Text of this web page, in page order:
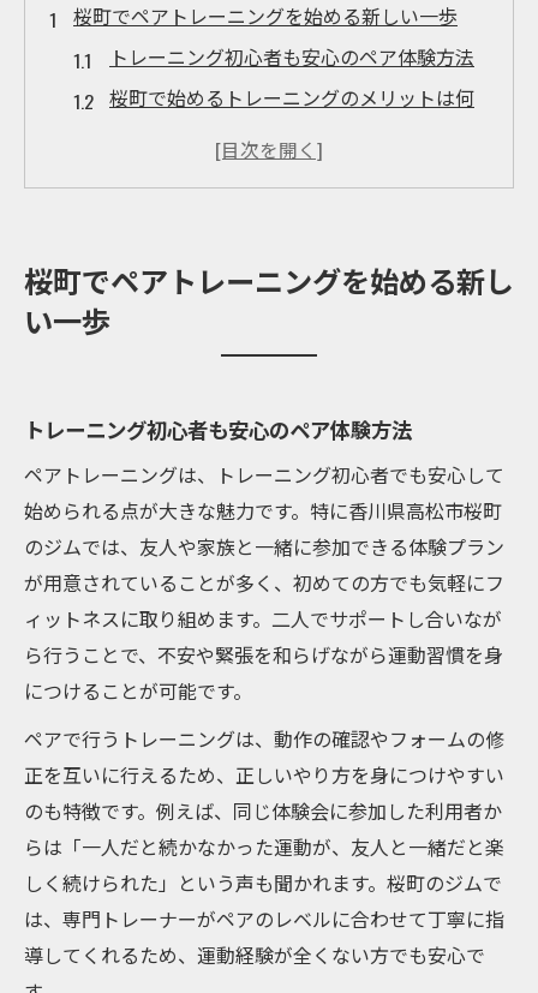
桜町でペアトレーニングを始める新しい一歩
トレーニング初心者も安心のペア体験方法
桜町で始めるトレーニングのメリットは何
トレーニングがもっと楽しくなるペア活用法
モチベーション維持に効くトレーニング活
用術
香川県トレーニングジムのペアプラン活用
法
トレーニングを続けるためのペアサポート
術
高松市のパーソナルジムで実感する楽しさ
二人で続ける香川県の快適トレーニング習慣
トレーニングを二人で続けるための秘訣
香川県トレーニングジムで快適に習慣化
ペアトレーニングが長続きするポイント
高松市のジムで実践する快適ペア習慣
パーソナルジム高松の活用術を紹介
高松市桜町ならではのペアトレの魅力とは
高松市のジムで感じるペアトレーニングの
桜町でペアトレーニングを始める新し
い一歩
トレーニング初心者も安心のペア体験方法
ペアトレーニングは、トレーニング初心者でも安心して
始められる点が大きな魅力です。特に香川県高松市桜町
のジムでは、友人や家族と一緒に参加できる体験プラン
が用意されていることが多く、初めての方でも気軽にフ
ィットネスに取り組めます。二人でサポートし合いなが
ら行うことで、不安や緊張を和らげながら運動習慣を身
につけることが可能です。
ペアで行うトレーニングは、動作の確認やフォームの修
正を互いに行えるため、正しいやり方を身につけやすい
のも特徴です。例えば、同じ体験会に参加した利用者か
らは「一人だと続かなかった運動が、友人と一緒だと楽
しく続けられた」という声も聞かれます。桜町のジムで
は、専門トレーナーがペアのレベルに合わせて丁寧に指
導してくれるため、運動経験が全くない方でも安心で